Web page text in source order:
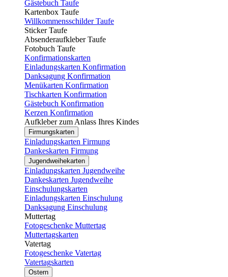
Gästebuch Taufe
Kartenbox Taufe
Willkommensschilder Taufe
Sticker Taufe
Absenderaufkleber Taufe
Fotobuch Taufe
Konfirmationskarten
Einladungskarten Konfirmation
Danksagung Konfirmation
Menükarten Konfirmation
Tischkarten Konfirmation
Gästebuch Konfirmation
Kerzen Konfirmation
Aufkleber zum Anlass Ihres Kindes
Firmungskarten
Einladungskarten Firmung
Dankeskarten Firmung
Jugendweihekarten
Einladungskarten Jugendweihe
Dankeskarten Jugendweihe
Einschulungskarten
Einladungskarten Einschulung
Danksagung Einschulung
Muttertag
Fotogeschenke Muttertag
Muttertagskarten
Vatertag
Fotogeschenke Vatertag
Vatertagskarten
Ostern